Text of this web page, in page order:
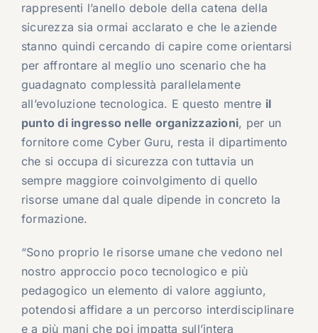
rappresenti l’anello debole della catena della
sicurezza sia ormai acclarato e che le aziende
stanno quindi cercando di capire come orientarsi
per affrontare al meglio uno scenario che ha
guadagnato complessità parallelamente
all’evoluzione tecnologica. E questo mentre il
punto di ingresso nelle organizzazioni, per un
fornitore come Cyber Guru, resta il dipartimento
che si occupa di sicurezza con tuttavia un
sempre maggiore coinvolgimento di quello
risorse umane dal quale dipende in concreto la
formazione.
“Sono proprio le risorse umane che vedono nel
nostro approccio poco tecnologico e più
pedagogico un elemento di valore aggiunto,
potendosi affidare a un percorso interdisciplinare
e a più mani che poi impatta sull’intera